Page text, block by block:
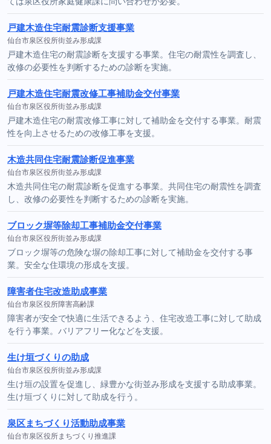
戸建木造住宅耐震診断支援事業
仙台市泉区役所街並み形成課
戸建木造住宅の耐震診断を支援する事業。住宅の耐震性を調査し、
改修の必要性を判断するための診断を実施。
戸建木造住宅耐震改修工事補助金交付事業
仙台市泉区役所街並み形成課
戸建木造住宅の耐震改修工事に対して補助金を交付する事業。耐震
性を向上させるための改修工事を支援。
木造共同住宅耐震診断促進事業
仙台市泉区役所街並み形成課
木造共同住宅の耐震診断を促進する事業。共同住宅の耐震性を調査
し、改修の必要性を判断するための診断を実施。
ブロック塀等除却工事補助金交付事業
仙台市泉区役所街並み形成課
ブロック塀等の危険な塀の除却工事に対して補助金を交付する事
業。安全な住環境の形成を支援。
障害者住宅改造助成事業
仙台市泉区役所障害高齢課
障害者が安全で快適に生活できるよう、住宅改造工事に対して助成
を行う事業。バリアフリー化などを支援。
生け垣づくりの助成
仙台市泉区役所街並み形成課
生け垣の設置を促進し、緑豊かな街並み形成を支援する助成事業。
生け垣づくりに対して助成を行う。
泉区まちづくり活動助成事業
仙台市泉区役所まちづくり推進課